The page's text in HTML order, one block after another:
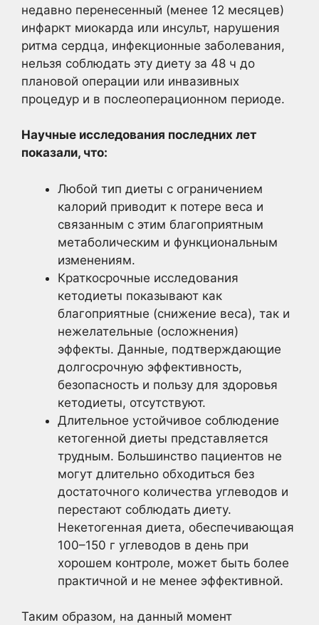
недавно перенесенный (менее 12 месяцев)
инфаркт миокарда или инсульт, нарушения
ритма сердца, инфекционные заболевания,
нельзя соблюдать эту диету за 48 ч до
плановой операции или инвазивных
процедур и в послеоперационном периоде.
Научные исследования последних лет
показали, что:
Любой тип диеты с ограничением
калорий приводит к потере веса и
связанным с этим благоприятным
метаболическим и функциональным
изменениям.
Краткосрочные исследования
кетодиеты показывают как
благоприятные (снижение веса), так и
нежелательные (осложнения)
эффекты. Данные, подтверждающие
долгосрочную эффективность,
безопасность и пользу для здоровья
кетодиеты, отсутствуют.
Длительное устойчивое соблюдение
кетогенной диеты представляется
трудным. Большинство пациентов не
могут длительно обходиться без
достаточного количества углеводов и
перестают соблюдать диету.
Некетогенная диета, обеспечивающая
100–150 г углеводов в день при
хорошем контроле, может быть более
практичной и не менее эффективной.
Таким образом, на данный момент